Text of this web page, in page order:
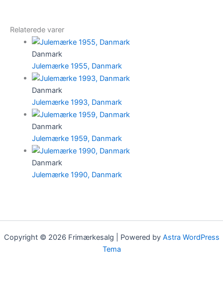
Relaterede varer
Danmark
Julemærke 1955, Danmark
Danmark
Julemærke 1993, Danmark
Danmark
Julemærke 1959, Danmark
Danmark
Julemærke 1990, Danmark
Copyright © 2026 Frimærkesalg | Powered by Astra WordPress
Tema